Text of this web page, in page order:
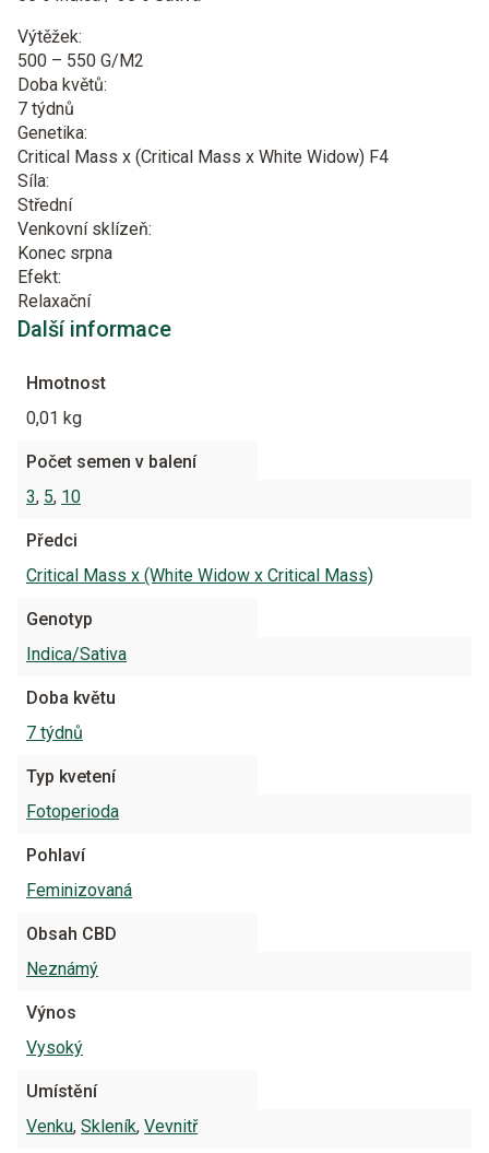
Výtěžek:
500 – 550 G/M2
Doba květů:
7 týdnů
Genetika:
Critical Mass x (Critical Mass x White Widow) F4
Síla:
Střední
Venkovní sklízeň:
Konec srpna
Efekt:
Relaxační
Další informace
Hmotnost
0,01 kg
Počet semen v balení
3, 5, 10
Předci
Critical Mass x (White Widow x Critical Mass)
Genotyp
Indica/Sativa
Doba květu
7 týdnů
Typ kvetení
Fotoperioda
Pohlaví
Feminizovaná
Obsah CBD
Neznámý
Výnos
Vysoký
Umístění
Venku, Skleník, Vevnitř